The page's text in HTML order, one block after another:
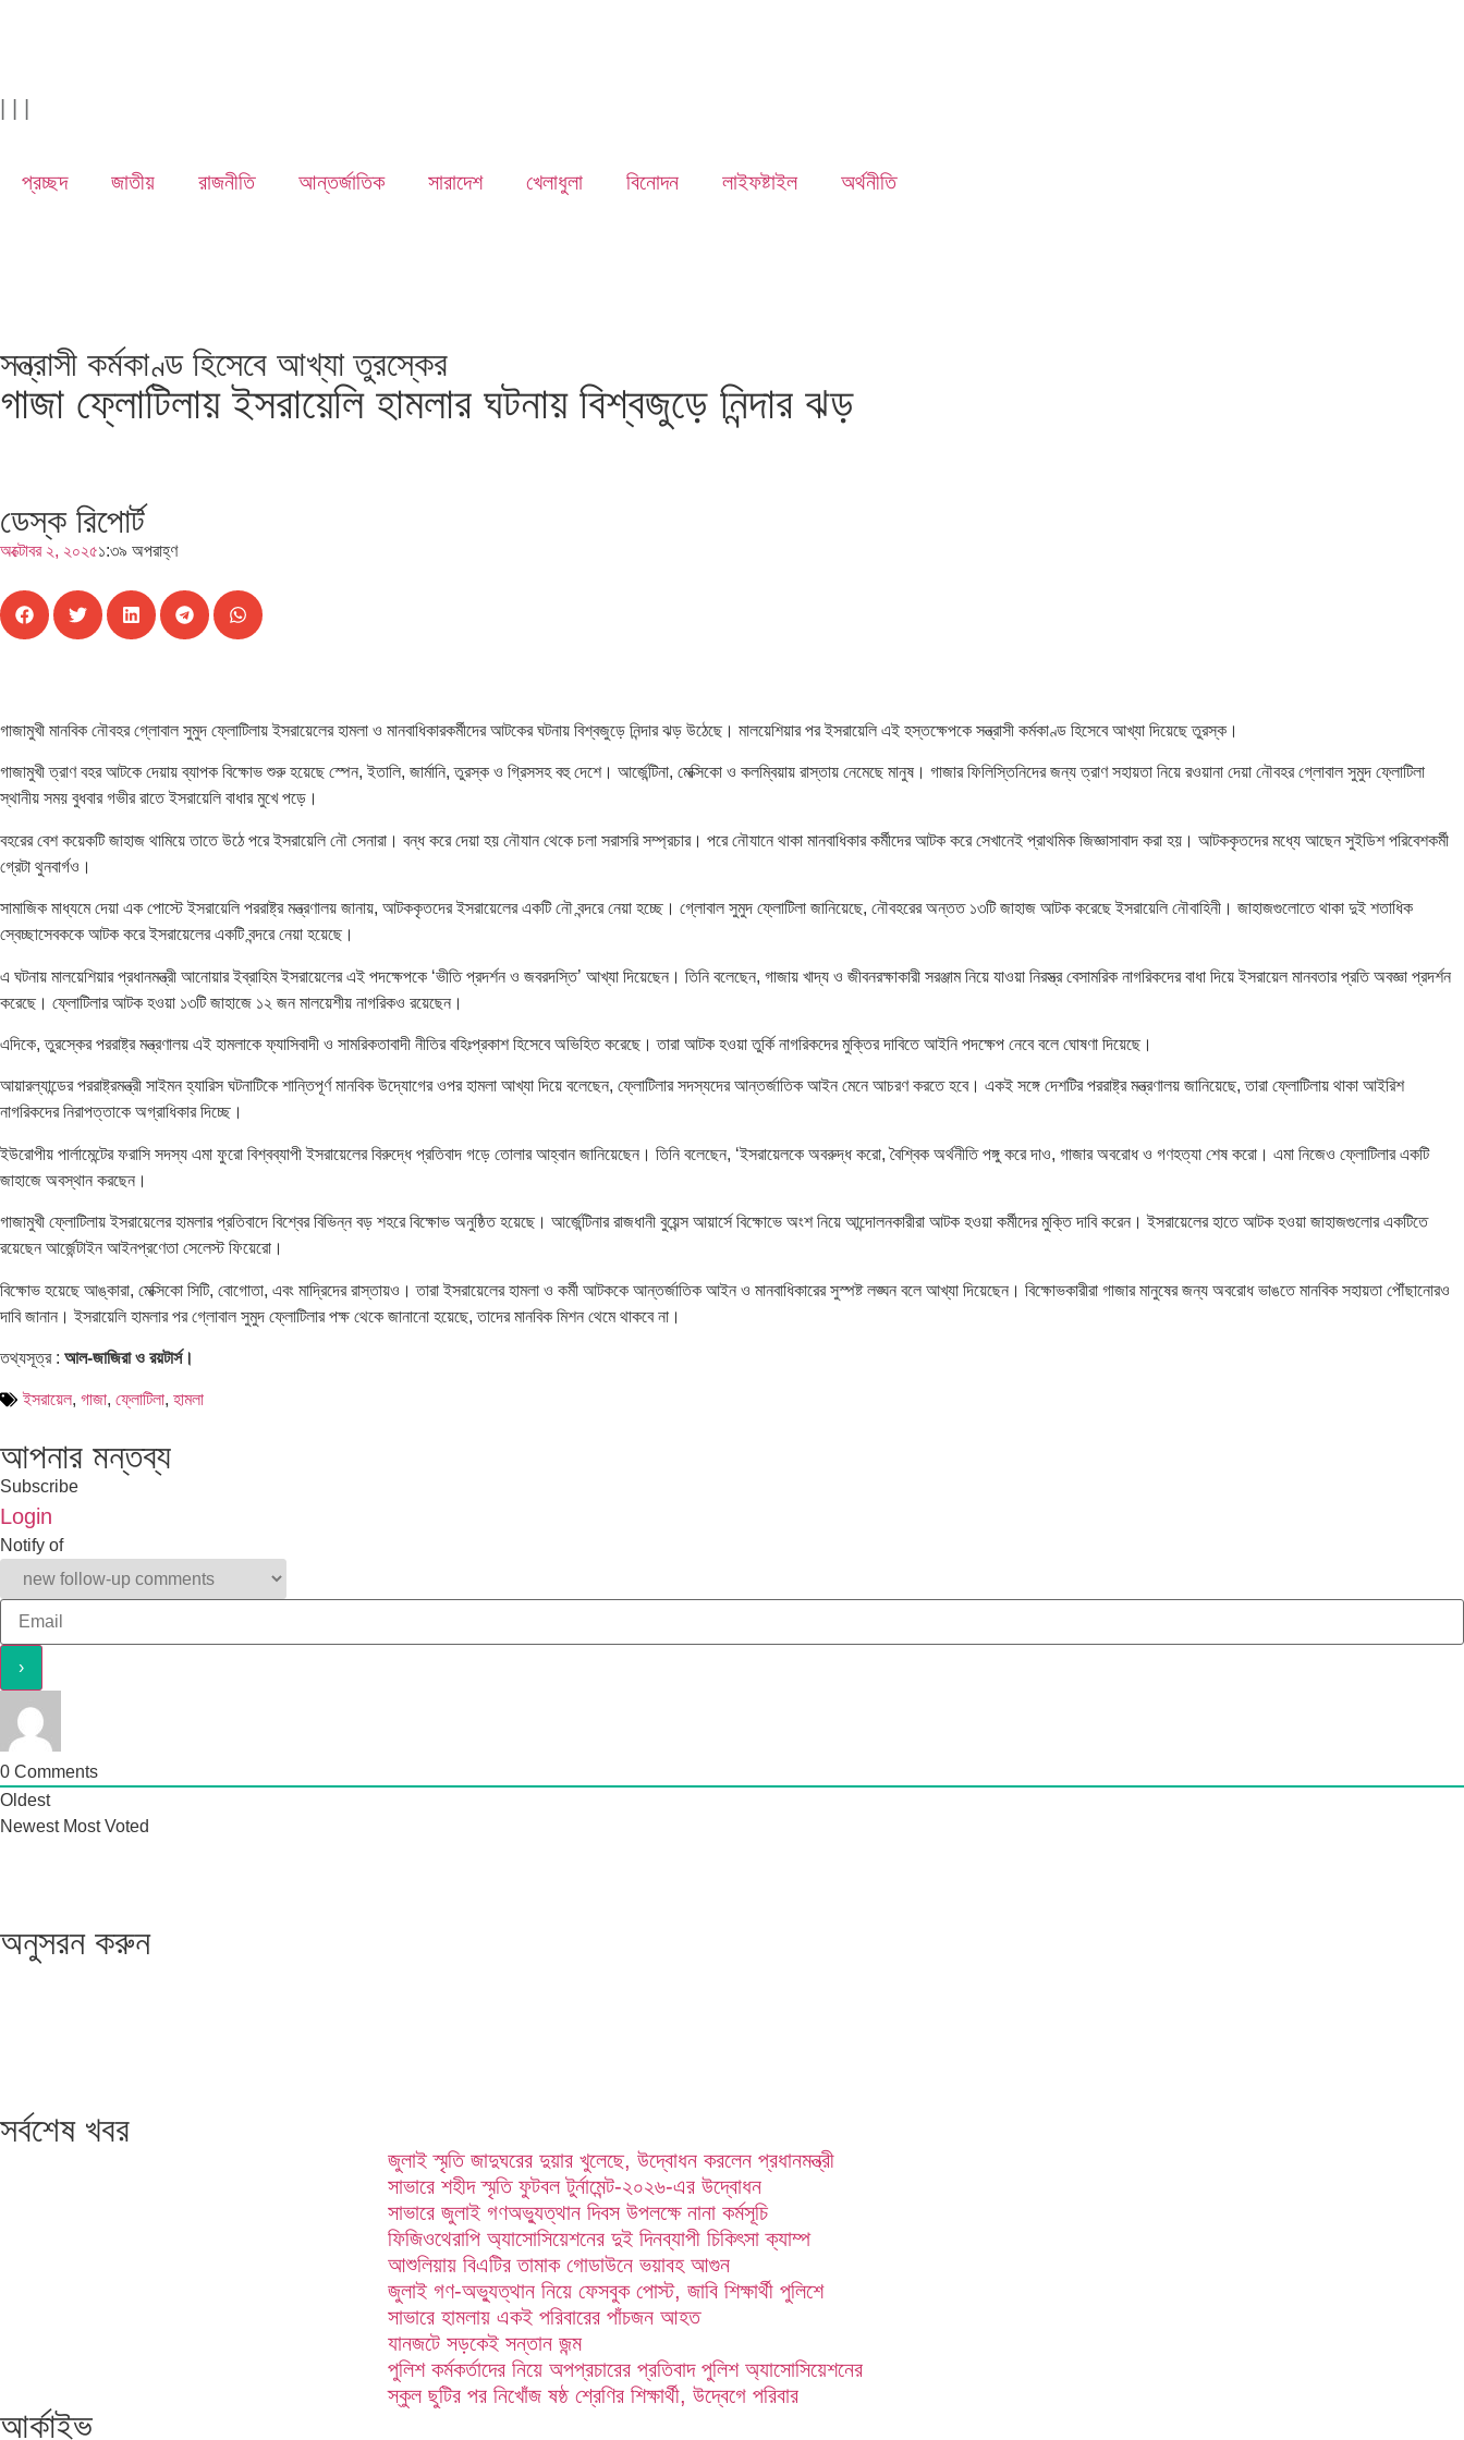
প্রচ্ছদ জাতীয় রাজনীতি আন্তর্জাতিক সারাদেশ খেলাধুলা বিনোদন লাইফষ্টাইল অর্থনীতি
সন্ত্রাসী কর্মকাণ্ড হিসেবে আখ্যা তুরস্কের
গাজা ফ্লোটিলায় ইসরায়েলি হামলার ঘটনায় বিশ্বজুড়ে নিন্দার ঝড়
ডেস্ক রিপোর্ট
অক্টোবর ২, ২০২৫১:৩৯ অপরাহ্ণ
গাজামুখী মানবিক নৌবহর গ্লোবাল সুমুদ ফ্লোটিলায় ইসরায়েলের হামলা ও মানবাধিকারকর্মীদের আটকের ঘটনায় বিশ্বজুড়ে নিন্দার ঝড় উঠেছে। মালয়েশিয়ার পর ইসরায়েলি এই হস্তক্ষেপকে সন্ত্রাসী কর্মকাণ্ড হিসেবে আখ্যা দিয়েছে তুরস্ক।
গাজামুখী ত্রাণ বহর আটকে দেয়ায় ব্যাপক বিক্ষোভ শুরু হয়েছে স্পেন, ইতালি, জার্মানি, তুরস্ক ও গ্রিসসহ বহু দেশে। আর্জেন্টিনা, মেক্সিকো ও কলম্বিয়ায় রাস্তায় নেমেছে মানুষ। গাজার ফিলিস্তিনিদের জন্য ত্রাণ সহায়তা নিয়ে রওয়ানা দেয়া নৌবহর গ্লোবাল সুমুদ ফ্লোটিলা
স্থানীয় সময় বুধবার গভীর রাতে ইসরায়েলি বাধার মুখে পড়ে।
বহরের বেশ কয়েকটি জাহাজ থামিয়ে তাতে উঠে পরে ইসরায়েলি নৌ সেনারা। বন্ধ করে দেয়া হয় নৌযান থেকে চলা সরাসরি সম্প্রচার। পরে নৌযানে থাকা মানবাধিকার কর্মীদের আটক করে সেখানেই প্রাথমিক জিজ্ঞাসাবাদ করা হয়। আটককৃতদের মধ্যে আছেন সুইডিশ পরিবেশকর্মী
গ্রেটা থুনবার্গও।
সামাজিক মাধ্যমে দেয়া এক পোস্টে ইসরায়েলি পররাষ্ট্র মন্ত্রণালয় জানায়, আটককৃতদের ইসরায়েলের একটি নৌ বন্দরে নেয়া হচ্ছে। গ্লোবাল সুমুদ ফ্লোটিলা জানিয়েছে, নৌবহরের অন্তত ১৩টি জাহাজ আটক করেছে ইসরায়েলি নৌবাহিনী। জাহাজগুলোতে থাকা দুই শতাধিক
স্বেচ্ছাসেবককে আটক করে ইসরায়েলের একটি বন্দরে নেয়া হয়েছে।
এ ঘটনায় মালয়েশিয়ার প্রধানমন্ত্রী আনোয়ার ইব্রাহিম ইসরায়েলের এই পদক্ষেপকে ‘ভীতি প্রদর্শন ও জবরদস্তি’ আখ্যা দিয়েছেন। তিনি বলেছেন, গাজায় খাদ্য ও জীবনরক্ষাকারী সরঞ্জাম নিয়ে যাওয়া নিরস্ত্র বেসামরিক নাগরিকদের বাধা দিয়ে ইসরায়েল মানবতার প্রতি অবজ্ঞা প্রদর্শন
করেছে। ফ্লোটিলার আটক হওয়া ১৩টি জাহাজে ১২ জন মালয়েশীয় নাগরিকও রয়েছেন।
এদিকে, তুরস্কের পররাষ্ট্র মন্ত্রণালয় এই হামলাকে ফ্যাসিবাদী ও সামরিকতাবাদী নীতির বহিঃপ্রকাশ হিসেবে অভিহিত করেছে। তারা আটক হওয়া তুর্কি নাগরিকদের মুক্তির দাবিতে আইনি পদক্ষেপ নেবে বলে ঘোষণা দিয়েছে।
আয়ারল্যান্ডের পররাষ্ট্রমন্ত্রী সাইমন হ্যারিস ঘটনাটিকে শান্তিপূর্ণ মানবিক উদ্যোগের ওপর হামলা আখ্যা দিয়ে বলেছেন, ফ্লোটিলার সদস্যদের আন্তর্জাতিক আইন মেনে আচরণ করতে হবে। একই সঙ্গে দেশটির পররাষ্ট্র মন্ত্রণালয় জানিয়েছে, তারা ফ্লোটিলায় থাকা আইরিশ
নাগরিকদের নিরাপত্তাকে অগ্রাধিকার দিচ্ছে।
ইউরোপীয় পার্লামেন্টের ফরাসি সদস্য এমা ফুরো বিশ্বব্যাপী ইসরায়েলের বিরুদ্ধে প্রতিবাদ গড়ে তোলার আহ্বান জানিয়েছেন। তিনি বলেছেন, ‘ইসরায়েলকে অবরুদ্ধ করো, বৈশ্বিক অর্থনীতি পঙ্গু করে দাও, গাজার অবরোধ ও গণহত্যা শেষ করো। এমা নিজেও ফ্লোটিলার একটি
জাহাজে অবস্থান করছেন।
গাজামুখী ফ্লোটিলায় ইসরায়েলের হামলার প্রতিবাদে বিশ্বের বিভিন্ন বড় শহরে বিক্ষোভ অনুষ্ঠিত হয়েছে। আর্জেন্টিনার রাজধানী বুয়েন্স আয়ার্সে বিক্ষোভে অংশ নিয়ে আন্দোলনকারীরা আটক হওয়া কর্মীদের মুক্তি দাবি করেন। ইসরায়েলের হাতে আটক হওয়া জাহাজগুলোর একটিতে
রয়েছেন আর্জেন্টাইন আইনপ্রণেতা সেলেস্ট ফিয়েরো।
বিক্ষোভ হয়েছে আঙ্কারা, মেক্সিকো সিটি, বোগোতা, এবং মাদ্রিদের রাস্তায়ও। তারা ইসরায়েলের হামলা ও কর্মী আটককে আন্তর্জাতিক আইন ও মানবাধিকারের সুস্পষ্ট লঙ্ঘন বলে আখ্যা দিয়েছেন। বিক্ষোভকারীরা গাজার মানুষের জন্য অবরোধ ভাঙতে মানবিক সহায়তা পৌঁছানোরও
দাবি জানান। ইসরায়েলি হামলার পর গ্লোবাল সুমুদ ফ্লোটিলার পক্ষ থেকে জানানো হয়েছে, তাদের মানবিক মিশন থেমে থাকবে না।
তথ্যসূত্র : আল-জাজিরা ও রয়টার্স।
ইসরায়েল, গাজা, ফ্লোটিলা, হামলা
আপনার মন্তব্য
Subscribe
Login
Notify of
0 Comments
Oldest
Newest Most Voted
অনুসরন করুন
সর্বশেষ খবর
জুলাই স্মৃতি জাদুঘরের দুয়ার খুলেছে, উদ্বোধন করলেন প্রধানমন্ত্রী
সাভারে শহীদ স্মৃতি ফুটবল টুর্নামেন্ট-২০২৬-এর উদ্বোধন
সাভারে জুলাই গণঅভ্যুত্থান দিবস উপলক্ষে নানা কর্মসূচি
ফিজিওথেরাপি অ্যাসোসিয়েশনের দুই দিনব্যাপী চিকিৎসা ক্যাম্প
আশুলিয়ায় বিএটির তামাক গোডাউনে ভয়াবহ আগুন
জুলাই গণ-অভ্যুত্থান নিয়ে ফেসবুক পোস্ট, জাবি শিক্ষার্থী পুলিশে
সাভারে হামলায় একই পরিবারের পাঁচজন আহত
যানজটে সড়কেই সন্তান জন্ম
পুলিশ কর্মকর্তাদের নিয়ে অপপ্রচারের প্রতিবাদ পুলিশ অ্যাসোসিয়েশনের
স্কুল ছুটির পর নিখোঁজ ষষ্ঠ শ্রেণির শিক্ষার্থী, উদ্বেগে পরিবার
আর্কাইভ